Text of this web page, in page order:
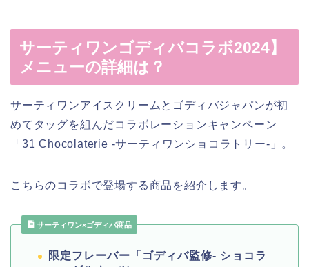
サーティワンゴディバコラボ2024】
メニューの詳細は？
サーティワンアイスクリームとゴディバジャパンが初
めてタッグを組んだコラボレーションキャンペーン
「31 Chocolaterie -サーティワンショコラトリー-」。
こちらのコラボで登場する商品を紹介します。
サーティワン×ゴディバ商品
限定フレーバー 「ゴディバ監修- ショコラ